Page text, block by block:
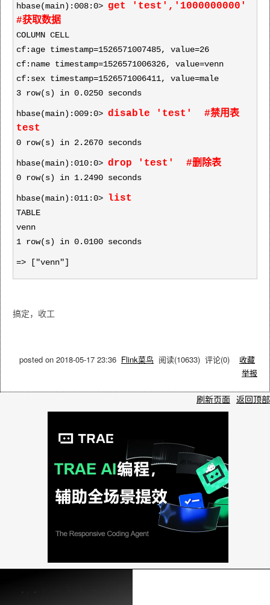
hbase(main):008:0> get 'test','1000000000'
#获取数据
COLUMN CELL
cf:age timestamp=1526571007485, value=26
cf:name timestamp=1526571006326, value=venn
cf:sex timestamp=1526571006411, value=male
3 row(s) in 0.0250 seconds
hbase(main):009:0> disable 'test' #禁用表
test
0 row(s) in 2.2670 seconds
hbase(main):010:0> drop 'test' #删除表
0 row(s) in 1.2490 seconds
hbase(main):011:0> list
TABLE
venn
1 row(s) in 0.0100 seconds
=> ["venn"]
搞定，收工
posted on 2018-05-17 23:36 Flink菜鸟 阅读(10633) 评论(0) 收藏
举报
刷新页面 返回顶部